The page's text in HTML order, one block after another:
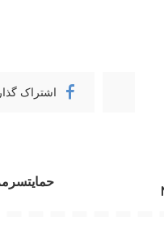
اشتراک